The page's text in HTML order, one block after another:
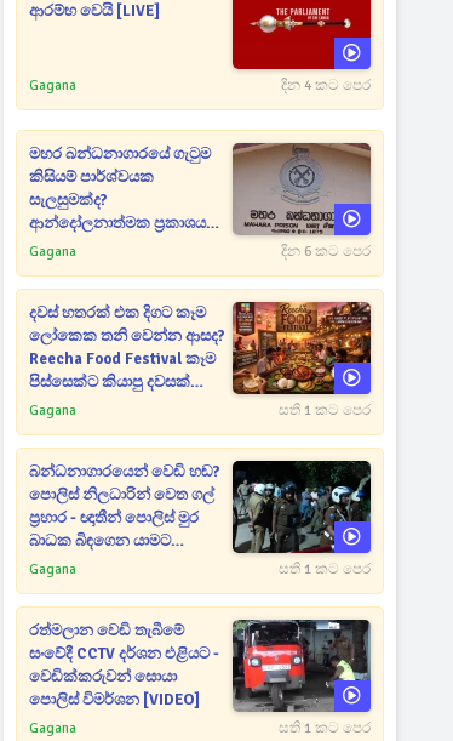
ආරම්භ වෙයි [LIVE]
Gagana දින 4 කට පෙර
මහර බන්ධනාගාරයේ ගැටුම
කිසියම් පාර්ශ්වයක
සැලසුමක්ද?
ආන්දෝලනාත්මක ප්‍රකාශයක්
එළියට [VIDEO]
Gagana දින 6 කට පෙර
දවස් හතරක් එක දිගට කෑම
ලෝකෙක තනි වෙන්න ආසද?
Reecha Food Festival කෑම
පිස්සෙක්ට කියාපු දවසක්
මෙන්න
Gagana සති 1 කට පෙර
බන්ධනාගාරයෙන් වෙඩි හඬ?
පොලිස් නිලධාරින් වෙත ගල්
ප්‍රහාර - ඥාතීන් පොලිස් මුර
බාධක බිඳගෙන යාමට
උත්සාහයක [VIDEO]
Gagana සති 1 කට පෙර
රත්මලාන වෙඩි තැබීමේ
සංවේදී CCTV දර්ශන එළියට -
වෙඩික්කරුවන් සොයා
පොලිස් විමර්ශන [VIDEO]
Gagana සති 1 කට පෙර